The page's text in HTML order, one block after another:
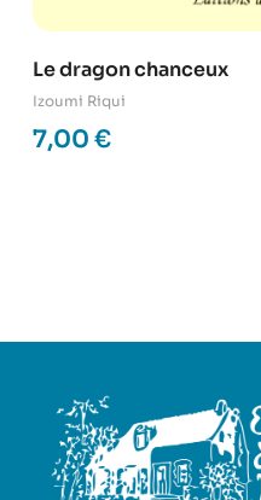
Le dragon chanceux
Izoumi Riqui
7,00 €